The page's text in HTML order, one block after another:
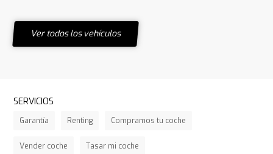
Ver todos los vehículos
SERVICIOS
Garantía Renting Compramos tu coche
Vender coche Tasar mi coche